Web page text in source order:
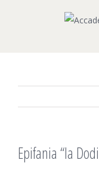
Epifania “la